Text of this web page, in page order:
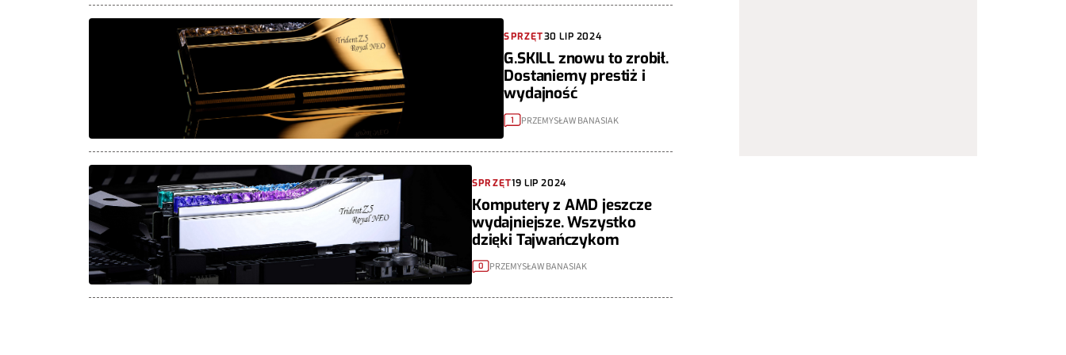
SPRZĘT30 LIP 2024
G.SKILL znowu to zrobił.
Dostaniemy prestiż i
wydajność
1 PRZEMYSŁAW BANASIAK
SPRZĘT19 LIP 2024
Komputery z AMD jeszcze
wydajniejsze. Wszystko
dzięki Tajwańczykom
0 PRZEMYSŁAW BANASIAK